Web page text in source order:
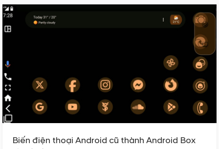
Biến điện thoại Android cũ thành Android Box